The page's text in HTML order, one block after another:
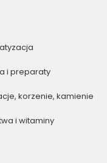
i preparaty
korzenie, kamienie
i witaminy